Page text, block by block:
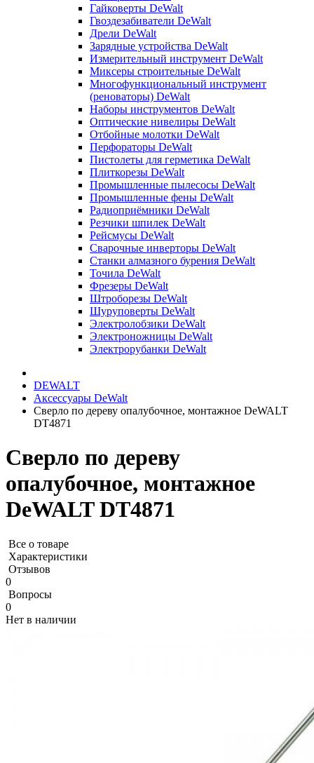
Гайковерты DeWalt
Гвоздезабиватели DeWalt
Дрели DeWalt
Зарядные устройства DeWalt
Измерительный инструмент DeWalt
Миксеры строительные DeWalt
Многофункциональный инструмент
(реноваторы) DeWalt
Наборы инструментов DeWalt
Оптические нивелиры DeWalt
Отбойные молотки DeWalt
Перфораторы DeWalt
Пистолеты для герметика DeWalt
Плиткорезы DeWalt
Промышленные пылесосы DeWalt
Промышленные фены DeWalt
Радиоприёмники DeWalt
Резчики шпилек DeWalt
Рейсмусы DeWalt
Сварочные инверторы DeWalt
Станки алмазного бурения DeWalt
Точила DeWalt
Фрезеры DeWalt
Штроборезы DeWalt
Шуруповерты DeWalt
Электролобзики DeWalt
Электроножницы DeWalt
Электрорубанки DeWalt
DEWALT
Аксессуары DeWalt
Cверлo по дереву опалубочное, монтажное DeWALT
DT4871
Cверлo по дереву
опалубочное, монтажное
DeWALT DT4871
Все о товаре
Характеристики
Отзывов
0
Вопросы
0
Нет в наличии